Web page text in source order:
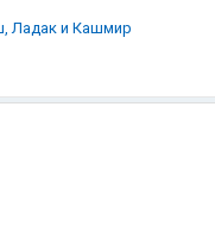
Ладак и Кашмир